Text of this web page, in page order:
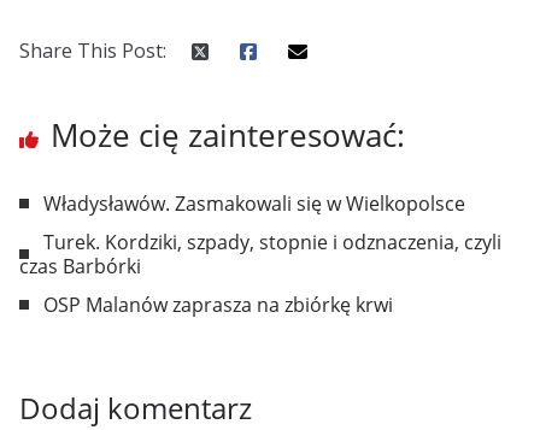
Share This Post:
Może cię zainteresować:
Władysławów. Zasmakowali się w Wielkopolsce
Turek. Kordziki, szpady, stopnie i odznaczenia, czyli
czas Barbórki
OSP Malanów zaprasza na zbiórkę krwi
Dodaj komentarz